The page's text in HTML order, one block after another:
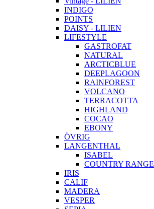
INDIGO
POINTS
DAISY - LILIEN
LIFESTYLE
GASTROFAT
NATURAL
ARCTICBLUE
DEEPLAGOON
RAINFOREST
VOLCANO
TERRACOTTA
HIGHLAND
COCAO
EBONY
ÖVRIG
LANGENTHAL
ISABEL
COUNTRY RANGE
IRIS
CALIF
MADERA
VESPER